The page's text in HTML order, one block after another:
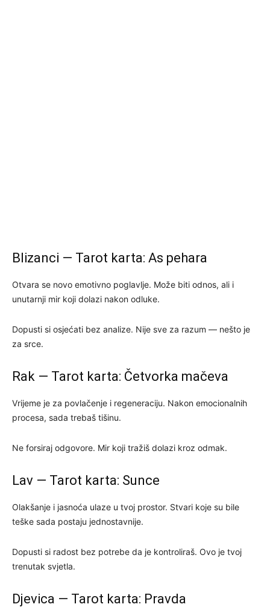
Blizanci — Tarot karta: As pehara
Otvara se novo emotivno poglavlje. Može biti odnos, ali i
unutarnji mir koji dolazi nakon odluke.
Dopusti si osjećati bez analize. Nije sve za razum — nešto je
za srce.
Rak — Tarot karta: Četvorka mačeva
Vrijeme je za povlačenje i regeneraciju. Nakon emocionalnih
procesa, sada trebaš tišinu.
Ne forsiraj odgovore. Mir koji tražiš dolazi kroz odmak.
Lav — Tarot karta: Sunce
Olakšanje i jasnoća ulaze u tvoj prostor. Stvari koje su bile
teške sada postaju jednostavnije.
Dopusti si radost bez potrebe da je kontroliraš. Ovo je tvoj
trenutak svjetla.
Djevica — Tarot karta: Pravda